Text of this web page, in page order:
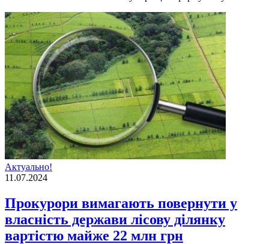
Актуально!
11.07.2024
Прокурори вимагають повернути у
власність держави лісову ділянку
вартістю майже 22 млн грн